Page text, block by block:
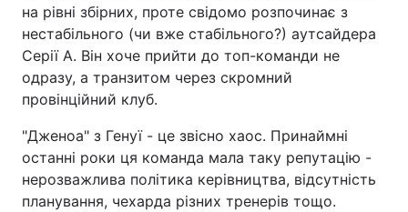
на рівні збірних, проте свідомо розпочинає з
нестабільного (чи вже стабільного?) аутсайдера
Серії А. Він хоче прийти до топ-команди не
одразу, а транзитом через скромний
провінційний клуб.
"Дженоа" з Генуї - це звісно хаос. Принаймні
останні роки ця команда мала таку репутацію -
нерозважлива політика керівництва, відсутність
планування, чехарда різних тренерів тощо.